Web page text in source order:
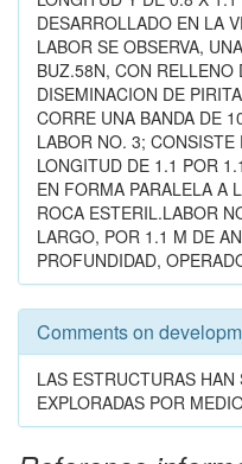
DESARROLLADO EN LA
LABOR SE OBSERVA,
BUZ.58N, CON
DISEMINACION DE
CORRE UNA BANDA DE
LABOR NO. 3;
LONGITUD DE 1.1 POR
EN FORMA PARALELA A
ROCA ESTERIL.LABOR
LARGO, POR 1.1 M DE
PROFUNDIDAD,
Comments on
LAS ESTRUCTURAS
EXPLORADAS POR